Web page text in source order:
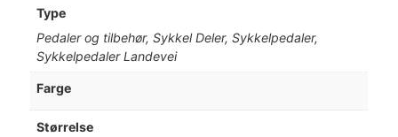
Type
Pedaler og tilbehør, Sykkel Deler, Sykkelpedaler,
Sykkelpedaler Landevei
Farge
Størrelse